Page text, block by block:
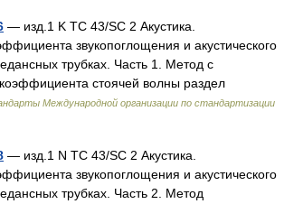
— изд.1 K TC 43/SC 2 Акустика.
звукопоглощения и акустического
трубках. Часть 1. Метод с
стоячей волны раздел
Международной организации по стандартизации
— изд.1 N TC 43/SC 2 Акустика.
звукопоглощения и акустического
трубках. Часть 2. Метод